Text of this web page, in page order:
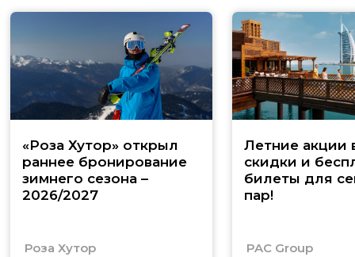
«Роза Хутор» открыл
раннее бронирование
зимнего сезона –
2026/2027
Роза Хутор
Летние акции
скидки и
билеты для
пар!
PAC Group